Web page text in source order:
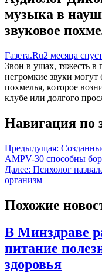
музыка в
звуковое
Газета.Ru2 месяца
Звон в ушах, тяжесть в
негромкие звуки
похмелья, которое
клубе или долгого
Навигация по
Предыдущая:
AMPV-30 способны
Далее: Психолог
организм
Похожие
В Минздраве
питание
здоровья